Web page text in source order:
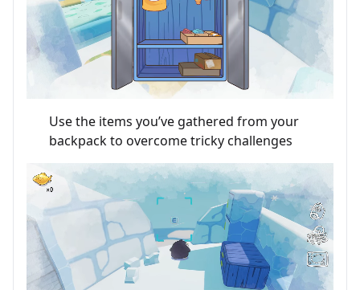
Use the items you’ve gathered from your
backpack to overcome tricky challenges